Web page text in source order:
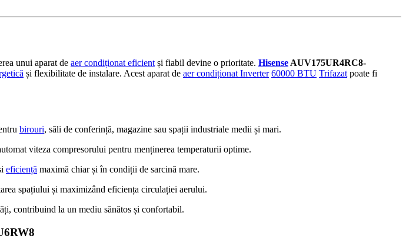
unui aparat de aer condiționat eficient și fiabil devine o prioritate. Hisense AUV175UR4RC8-
și flexibilitate de instalare. Acest aparat de aer condiționat Inverter 60000 BTU Trifazat poate fi
birouri, săli de conferință, magazine sau spații industriale medii și mari.
viteza compresorului pentru menținerea temperaturii optime.
eficiență maximă chiar și în condiții de sarcină mare.
spațiului și maximizând eficiența circulației aerului.
contribuind la un mediu sănătos și confortabil.